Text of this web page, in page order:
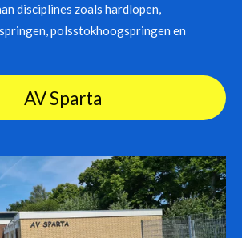
disciplines zoals hardlopen,
polsstokhoogspringen en
AV Sparta